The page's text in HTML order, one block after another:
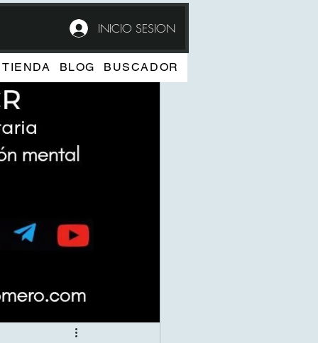
TIENDA BLOG BUSCADOR
INICIO SESION